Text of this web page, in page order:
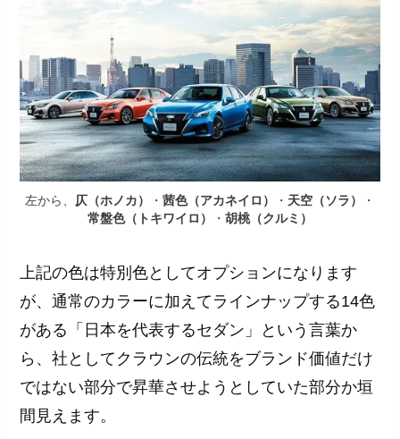
左から、 仄（ホノカ） ・ 茜色（アカネイロ） ・ 天空（ソラ）
・
常盤色（トキワイロ）
・ 胡桃（クルミ）
上記の色は特別色としてオプションになります
が、通常のカラーに加えてラインナップする14色
がある「日本を代表するセダン」という言葉か
ら、社としてクラウンの伝統をブランド価値だけ
ではない部分で昇華させようとしていた部分か垣
間見えます。